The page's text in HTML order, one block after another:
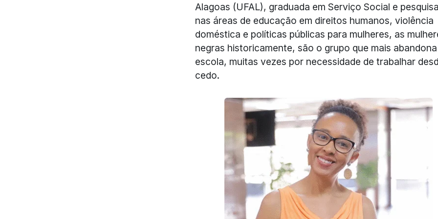
Alagoas (UFAL), graduada em Serviço Social e
nas áreas de educação em direitos humanos, violência
doméstica e políticas públicas para mulheres, as
negras historicamente, são o grupo que mais
escola, muitas vezes por necessidade de trabalhar
cedo.